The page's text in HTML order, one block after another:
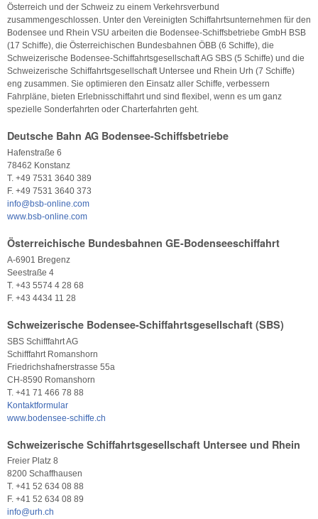
Österreich und der Schweiz zu einem Verkehrsverbund
zusammengeschlossen. Unter den Vereinigten Schiffahrtsunternehmen für den
Bodensee und Rhein VSU arbeiten die Bodensee-Schiffsbetriebe GmbH BSB
(17 Schiffe), die Österreichischen Bundesbahnen ÖBB (6 Schiffe), die
Schweizerische Bodensee-Schiffahrtsgesellschaft AG SBS (5 Schiffe) und die
Schweizerische Schiffahrtsgesellschaft Untersee und Rhein Urh (7 Schiffe)
eng zusammen. Sie optimieren den Einsatz aller Schiffe, verbessern
Fahrpläne, bieten Erlebnisschiffahrt und sind flexibel, wenn es um ganz
spezielle Sonderfahrten oder Charterfahrten geht.
Deutsche Bahn AG Bodensee-Schiffsbetriebe
Hafenstraße 6
78462 Konstanz
T. +49 7531 3640 389
F. +49 7531 3640 373
info@bsb-online.com
www.bsb-online.com
Österreichische Bundesbahnen GE-Bodenseeschiffahrt
A-6901 Bregenz
Seestraße 4
T. +43 5574 4 28 68
F. +43 4434 11 28
Schweizerische Bodensee-Schiffahrtsgesellschaft (SBS)
SBS Schifffahrt AG
Schifffahrt Romanshorn
Friedrichshafnerstrasse 55a
CH-8590 Romanshorn
T. +41 71 466 78 88
Kontaktformular
www.bodensee-schiffe.ch
Schweizerische Schiffahrtsgesellschaft Untersee und Rhein
Freier Platz 8
8200 Schaffhausen
T. +41 52 634 08 88
F. +41 52 634 08 89
info@urh.ch